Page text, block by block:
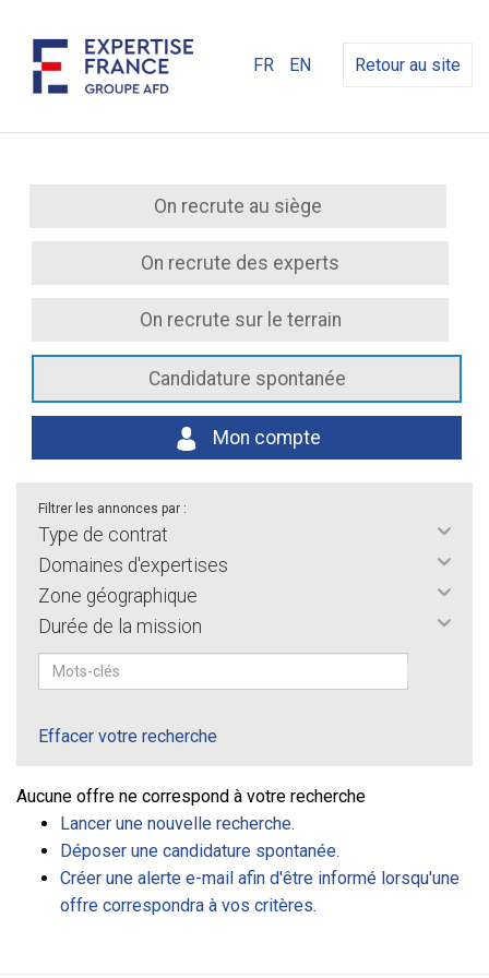
FR EN Retour au site
On recrute au siège
On recrute des experts
On recrute sur le terrain
Candidature spontanée
Mon compte
Filtrer les annonces par :
Type de contrat
Domaines d'expertises
Zone géographique
Durée de la mission
Effacer votre recherche
Aucune offre ne correspond à votre recherche
Lancer une nouvelle recherche.
Déposer une candidature spontanée.
Créer une alerte e-mail afin d'être informé lorsqu'une
offre correspondra à vos critères.